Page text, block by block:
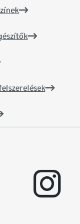
instagram